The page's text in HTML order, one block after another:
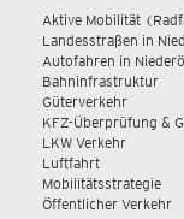
Aktive Mobilität
Landesstraßen in
Autofahren in
Bahninfrastruktur
Güterverkehr
KFZ-Überprüfung &
LKW Verkehr
Luftfahrt
Mobilitätsstrategie
Öffentlicher Verkehr